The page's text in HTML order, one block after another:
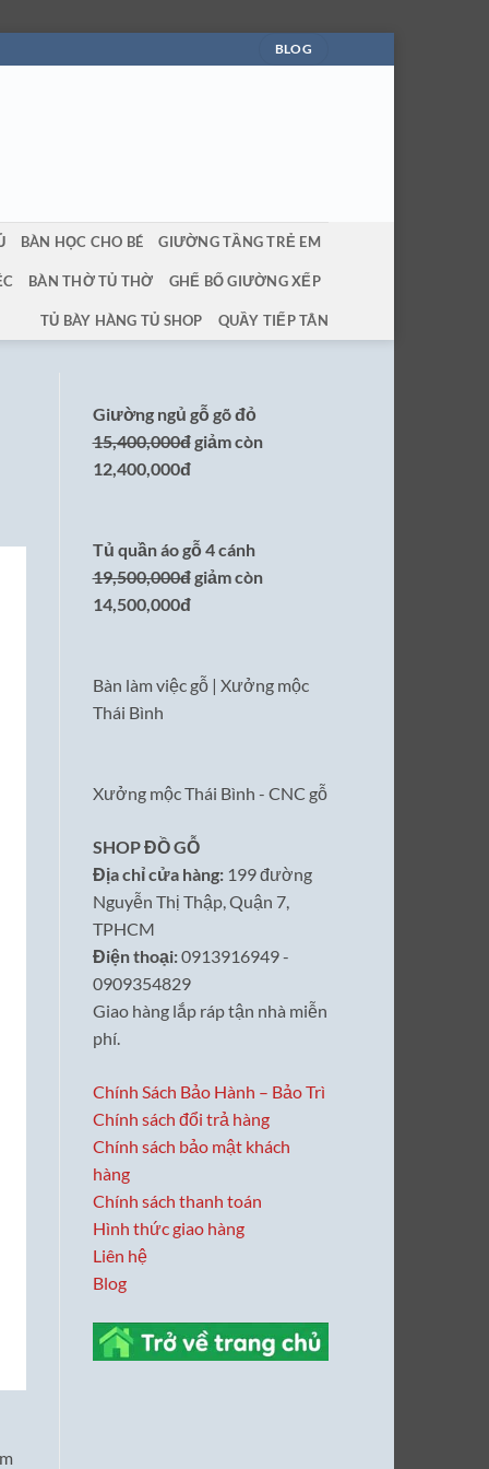
BLOG
BÀN HỌC CHO BÉ GIƯỜNG TẦNG TRẺ EM
BÀN THỜ TỦ THỜ GHẾ BỐ GIƯỜNG XẾP
TỦ BÀY HÀNG TỦ SHOP QUẦY TIẾP TÂN
Giường ngủ gỗ gõ đỏ
15,400,000đgiảm còn
12,400,000đ
Tủ quần áo gỗ 4 cánh
19,500,000đgiảm còn
14,500,000đ
Bàn làm việc gỗ | Xưởng mộc
Thái Bình
Xưởng mộc Thái Bình - CNC gỗ
SHOP ĐỒ GỖ
Địa chỉ cửa hàng:199 đường
Nguyễn Thị Thập, Quận 7,
TPHCM
Điện thoại:0913916949 -
0909354829
Giao hàng lắp ráp tận nhà miễn
phí.
Chính Sách Bảo Hành – Bảo Trì
Chính sách đổi trả hàng
Chính sách bảo mật khách
hàng
Chính sách thanh toán
Hình thức giao hàng
Liên hệ
Blog